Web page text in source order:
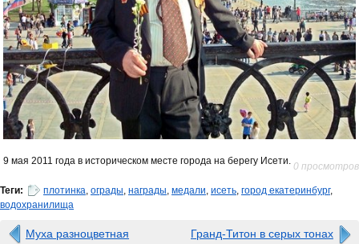
9 мая 2011 года в историческом месте города на берегу Исети. 0 просмотров
Теги: плотинка, ограды, награды, медали, исеть, город екатеринбург,
водохранилища
Муха разноцветная Гранд-Титон в серых тонах